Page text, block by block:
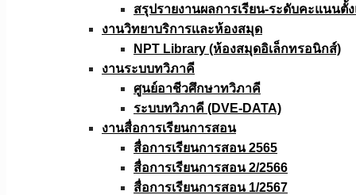
สรุปรายงานผลการเรียน-ระดับคะแนนตั้
งานวิทยาบริการเเละห้องสมุด
NPT Library (ห้องสมุดอิเล็กทรอนิกส์)
งานระบบทวิภาคี
ศูนย์อาชีวศึกษาทวิภาคี
ระบบทวิภาคี (DVE-DATA)
งานสื่อการเรียนการสอน
สื่อการเรียนการสอน 2565
สื่อการเรียนการสอน 2/2566
สื่อการเรียนการสอน 1/2567